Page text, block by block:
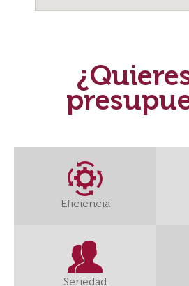
Eficiencia
Seriedad